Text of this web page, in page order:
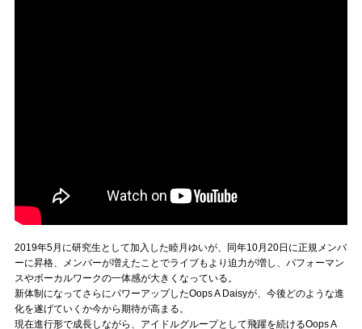
2019年5月に研究生として加入した睦月ゆいが、同年10月20日に正規メンバ
ーに昇格、メンバーが増えたことでライブもより迫力が増し、パフォーマン
スやボーカルワークの一体感が大きくなっている。
新体制になってさらにパワーアップしたOops A Daisyが、今後どのような進
化を遂げていくか今から期待が高まる。
現在進行形で成長しながら、アイドルグループとして飛躍を続けるOops A